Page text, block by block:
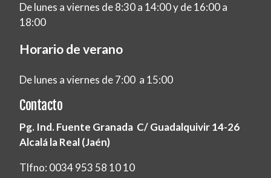
De lunes a viernes de 8:30 a 14:00 y de 16:00 a
18:00
Horario de verano
De lunes a viernes de 7:00 a 15:00
Contacto
Pg. Ind. Fuente Granada C/ Guadalquivir 14-26
Alcalá la Real (Jaén)
Tlfno: 0034 953 58 10 10